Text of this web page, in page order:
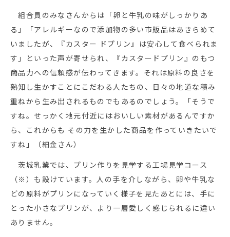
組合員のみなさんからは「卵と牛乳の味がしっかりあ
る」「アレルギーなので添加物の多い市販品はあきらめて
いましたが、『カスター ドプリン』は安心して食べられま
す」といった声が寄せられ、『カスタードプリン』のもつ
商品力への信頼感が伝わってきます。それは原料の良さを
熟知し生かすことにこだわる人たちの、日々の地道な積み
重ねから生み出されるものでもあるのでしょう。「そうで
すね。せっかく地元付近にはおいしい素材があるんですか
ら、これからも その力を生かした商品を作っていきたいで
すね」（細金さん）
茨城乳業では、プリン作りを見学する工場見学コース
（※）も設けています。人の手を介しながら、卵や牛乳な
どの原料がプリンになっていく様子を見たあとには、手に
とった小さなプリンが、より一層愛しく感じられるに違い
ありません。